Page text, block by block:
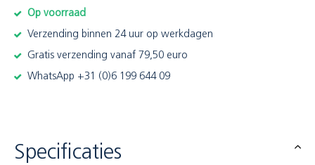
Op voorraad
Verzending binnen 24 uur op werkdagen
Gratis verzending vanaf 79,50 euro
WhatsApp +31 (0)6 199 644 09
Specificaties